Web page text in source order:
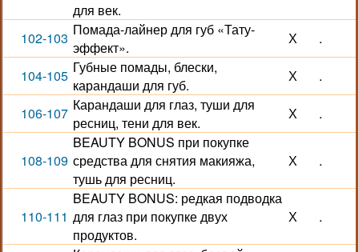
для век.
102-103 Помада-лайнер для губ «Тату-
эффект».
Х .
104-105 Губные помады, блески,
карандаши для губ.
Х .
106-107 Карандаши для глаз, туши для
ресниц, тени для век.
Х .
108-109
BEAUTY BONUS при покупке
средства для снятия макияжа,
тушь для ресниц.
Х .
110-111
BEAUTY BONUS: редкая подводка
для глаз при покупке двух
продуктов.
Х .